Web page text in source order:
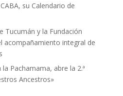
su Calendario de
Tucumán y la Fundación
acompañamiento integral de
Pachamama, abre la 2.ª
Ancestros»